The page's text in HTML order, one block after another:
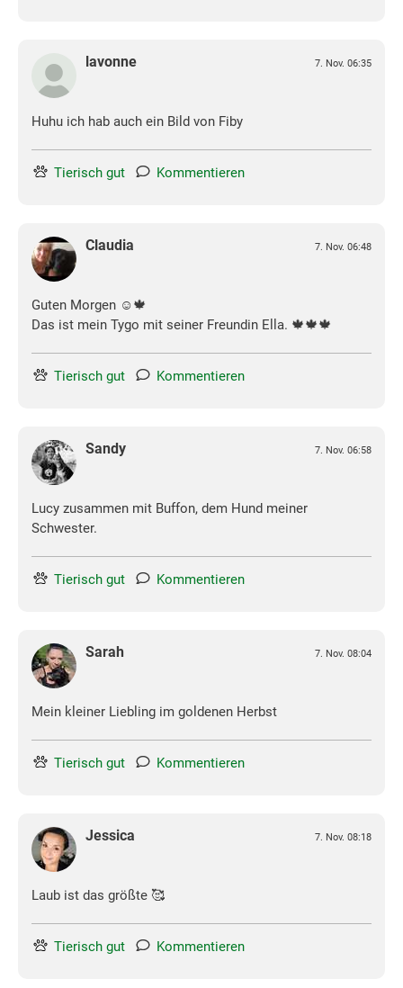
lavonne 7. Nov. 06:35
Huhu ich hab auch ein Bild von Fiby
Tierisch gut Kommentieren
Claudia 7. Nov. 06:48
Guten Morgen ☺️🍁
Das ist mein Tygo mit seiner Freundin Ella. 🍁🍁🍁
Tierisch gut Kommentieren
Sandy 7. Nov. 06:58
Lucy zusammen mit Buffon, dem Hund meiner
Schwester.
Tierisch gut Kommentieren
Sarah 7. Nov. 08:04
Mein kleiner Liebling im goldenen Herbst
Tierisch gut Kommentieren
Jessica 7. Nov. 08:18
Laub ist das größte 🥰
Tierisch gut Kommentieren